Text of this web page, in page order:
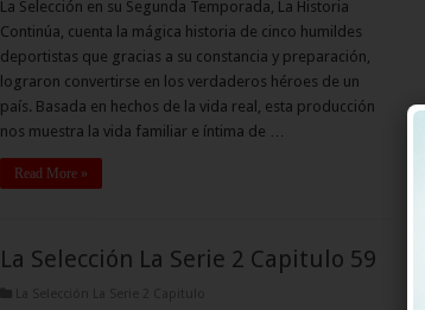
La Selección en su Segunda Temporada, La Historia
Continúa, cuenta la mágica historia de cinco humildes
deportistas que gracias a su constancia y preparación,
lograron convertirse en los verdaderos héroes de un
país. Basada en hechos de la vida real, esta producción
nos muestra la vida familiar e íntima de …
Read More »
La Selección La Serie 2 Capitulo 59
La Selección La Serie 2 Capitulo